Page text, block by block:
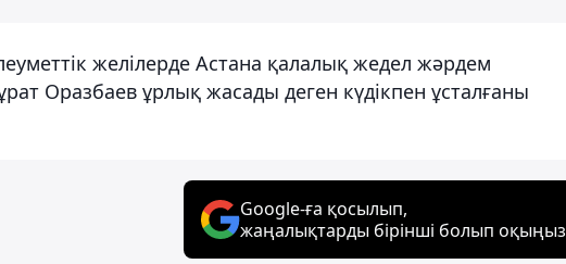
желілерде Астана қалалық жедел жәрдем
Оразбаев ұрлық жасады деген күдікпен ұсталғаны
Google-ға қосылып,
жаңалықтарды бірінші болып оқыңыз